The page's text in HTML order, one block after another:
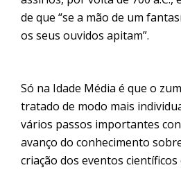
de que “se a mão de um
os seus ouvidos apitam”.
Só na Idade Média é que o
tratado de modo mais
vários passos importantes
avanço do conhecimento
criação dos eventos